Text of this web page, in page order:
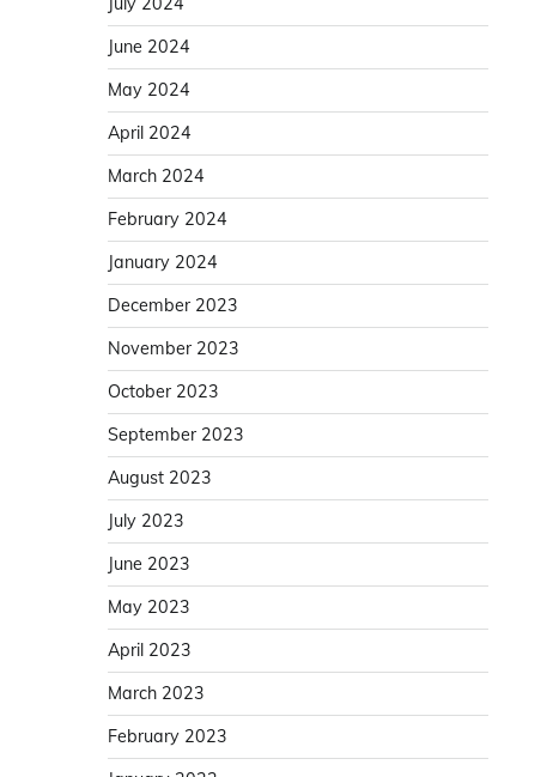
June 2024
May 2024
April 2024
March 2024
February 2024
January 2024
December 2023
November 2023
October 2023
September 2023
August 2023
July 2023
June 2023
May 2023
April 2023
March 2023
February 2023